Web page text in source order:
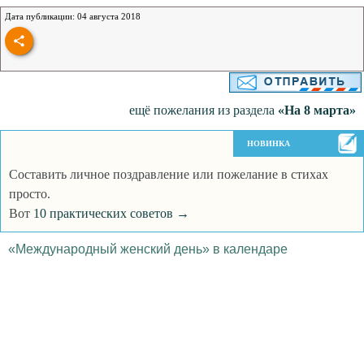
Дата публикации: 04 августа 2018
ещё пожелания из раздела «На 8 марта»
НОВИНКА
Составить личное поздравление или пожелание в стихах
просто.
Вот 10 практических советов →
«Международный женский день» в календаре